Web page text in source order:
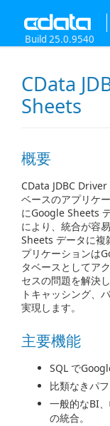
Build 25.0.9540
CData
Sheets
概要
CData JDBC
ベースのアプリケ
にGoogle Sheets
により、統合が容
Sheets データに複
プリケーションは
タベースとしてア
セスの問題を解決
トキャッシング、
実現します。
主要機能
SQL で
比類なきパ
一般的なBI
の統合。